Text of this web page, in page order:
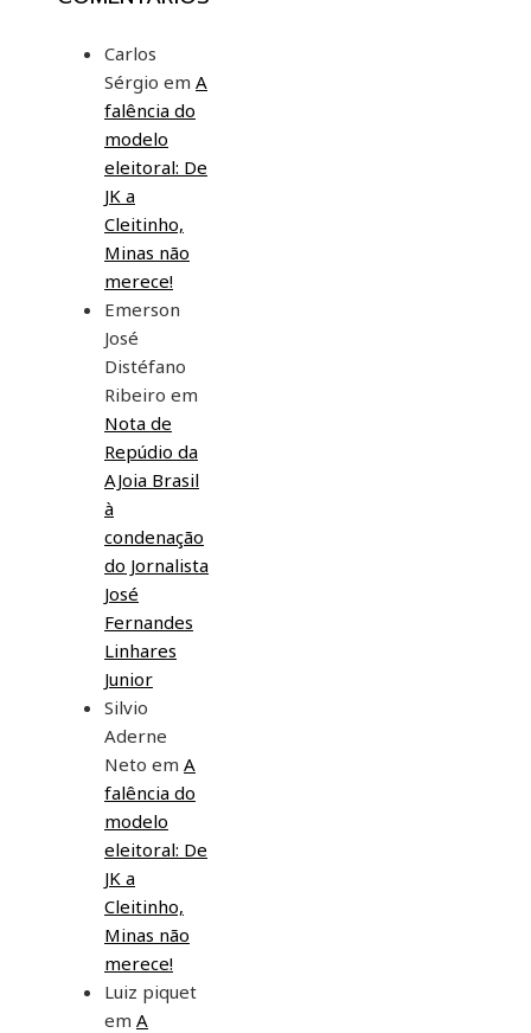
Carlos
Sérgio em A
falência do
modelo
eleitoral: De
JK a
Cleitinho,
Minas não
merece!
Emerson
José
Distéfano
Ribeiro em
Nota de
Repúdio da
AJoia Brasil
à
condenação
do Jornalista
José
Fernandes
Linhares
Junior
Silvio
Aderne
Neto em A
falência do
modelo
eleitoral: De
JK a
Cleitinho,
Minas não
merece!
Luiz piquet
em A